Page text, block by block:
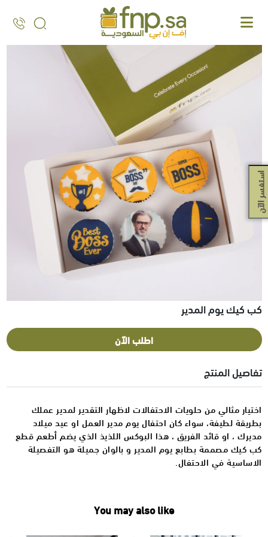
content
استفسر الآن
كب كيك يوم المدير
اطلب الآن
تفاصيل المنتج
اختيار مثالي من حلويات الاحتفالات لاظهار التقدير لمدير عملك
بطريقة لطيفة، سواء كان احتفال يوم مدير العمل او عيد ميلاد
مديرك ، او قائد الفريق ، هذا البوكس اللذيذ الذي يضم أطعم قطع
كب كيك مصممة بطابع يوم المدير و بالوان جميلة هو التفصيلة
الاساسية في الاحتفال.
You may also like